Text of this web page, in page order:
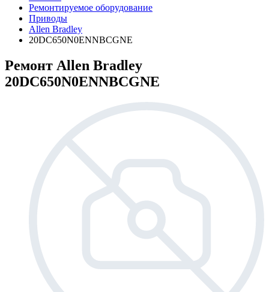
Ремонтируемое оборудование
Приводы
Allen Bradley
20DC650N0ENNBCGNE
Ремонт Allen Bradley
20DC650N0ENNBCGNE